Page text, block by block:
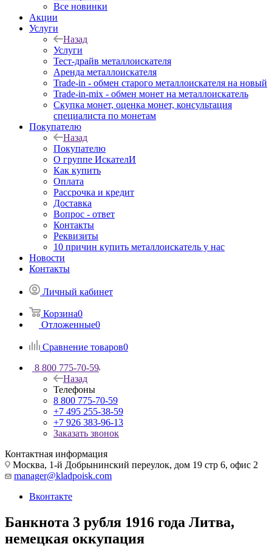
Все новинки
Акции
Услуги
Назад
Услуги
Тест-драйв металлоискателя
Аренда металлоискателя
Trade-in - обмен старого металлоискателя на новый
Trade-in-mix - обмен монет на металлоискатель
Скупка монет, оценка монет, консультация
специалиста по монетам
Покупателю
Назад
Покупателю
О группе ИскателИ
Как купить
Оплата
Рассрочка и кредит
Доставка
Вопрос - ответ
Контакты
Реквизиты
10 причин купить металлоискатель у нас
Новости
Контакты
Личный кабинет
Корзина0
Отложенные0
Сравнение товаров0
8 800 775-70-59
Назад
Телефоны
8 800 775-70-59
+7 495 255-38-59
+7 926 383-96-13
Заказать звонок
Контактная информация
Москва, 1-й Добрынинский переулок, дом 19 стр 6, офис 2
manager@kladpoisk.com
Вконтакте
Банкнота 3 рубля 1916 года Литва,
немецкая оккупация